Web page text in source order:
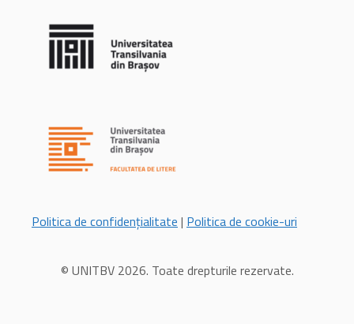
Politica de confidențialitate | Politica de cookie-uri
© UNITBV 2026. Toate drepturile rezervate.